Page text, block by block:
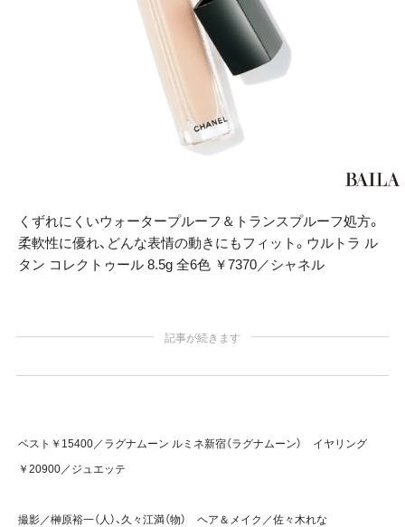
くずれにくいウォータープルーフ＆トランスプルーフ処方。
柔軟性に優れ、どんな表情の動きにもフィット。ウルトラ ル
タン コレクトゥール 8.5g 全6色 ￥7370／シャネル
記事が続きます
ベスト￥15400／ラグナムーン ルミネ新宿（ラグナムーン） イヤリング
￥20900／ジュエッテ
撮影／榊原裕一（人）、久々江満（物） ヘア＆メイク／佐々木れな